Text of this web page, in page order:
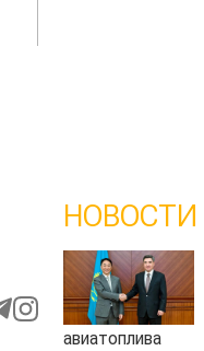
НОВОСТИ
авиатоплива